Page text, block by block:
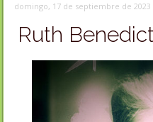
domingo, 17 de septiembre de 2023
Ruth